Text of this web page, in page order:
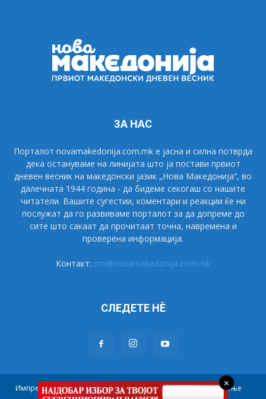
ЗА НАС
Порталот novamakedonija.com.mk е јасна и силна потврда
дека остануваме на линијата што ја постави првиот
дневен весник на македонски јазик „Нова Македонија“, во
далечната 1944 година - да бидеме секогаш со нашите
читатели. Вашите сугестии, коментари и реакции ќе ни
послужат да го развиваме порталот за да допреме до
сите што сакаат да прочитаат точна, навремена и
проверена информација.
Контакт: nm@novamakedonija.com.mk
СЛЕДЕТЕ НÈ
Импресум Маркетинг Претплата
Правила на користење
×